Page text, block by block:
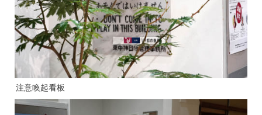
注意喚起看板